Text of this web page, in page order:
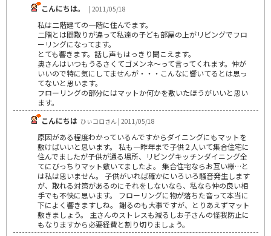
こんにちは。
| 2011/05/18
私は二階建ての一階に住んでます。
二階とは間取りが違って私達の子ども部屋の上がリビングでフロ
ーリングになってます。
とても響きます。話し声もはっきり聞こえます。
奥さんはいつもうるさくてゴメンネ～って言ってくれます。仲が
いいので特に気にしてませんが・・・こんなに響いてるとは思っ
てないと思います。
フローリングの部分にはマットか何かを敷いたほうがいいと思い
ます。
こんにちは ひぃコロさん | 2011/05/18
原因がある程度わかっているんですからダイニングにもマットを
敷けばいいと思います。 私も一昨年まで子供２人いて集合住宅に
住んでましたが子供が通る場所、リビングキッチンダイニング全
てにびっちりマット敷いてましたよ。 集合住宅ならお互い様…と
は私は思いません。 子供がいれば確かにいろいろ騒音発生します
が、取れる対策があるのにそれをしないなら、私なら仲の良い相
手でも不快に思います。 フローリングに物が落ちた音って本当に
下によく響きますしね。 謝るのも大事ですが、とりあえずマット
敷きましょう。 主さんのストレスも減るしお子さんの怪我防止に
もなりますから必要経費と割り切りましょう。